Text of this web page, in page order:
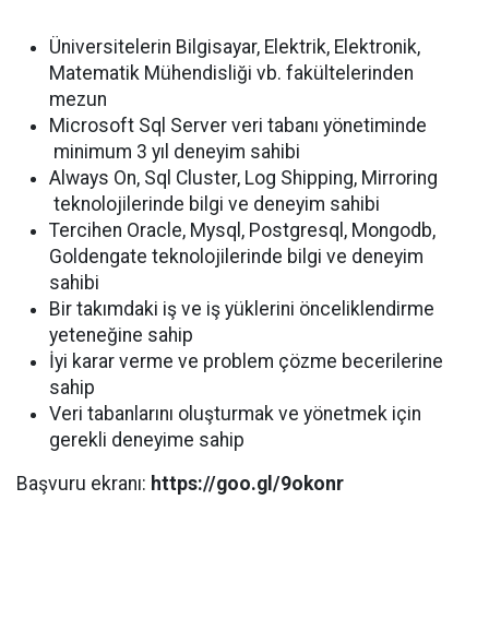
Üniversitelerin Bilgisayar, Elektrik, Elektronik,
Matematik Mühendisliği vb. fakültelerinden
mezun
Microsoft Sql Server veri tabanı yönetiminde
minimum 3 yıl deneyim sahibi
Always On, Sql Cluster, Log Shipping, Mirroring
teknolojilerinde bilgi ve deneyim sahibi
Tercihen Oracle, Mysql, Postgresql, Mongodb,
Goldengate teknolojilerinde bilgi ve deneyim
sahibi
Bir takımdaki iş ve iş yüklerini önceliklendirme
yeteneğine sahip
İyi karar verme ve problem çözme becerilerine
sahip
Veri tabanlarını oluşturmak ve yönetmek için
gerekli deneyime sahip
Başvuru ekranı: https://goo.gl/9okonr